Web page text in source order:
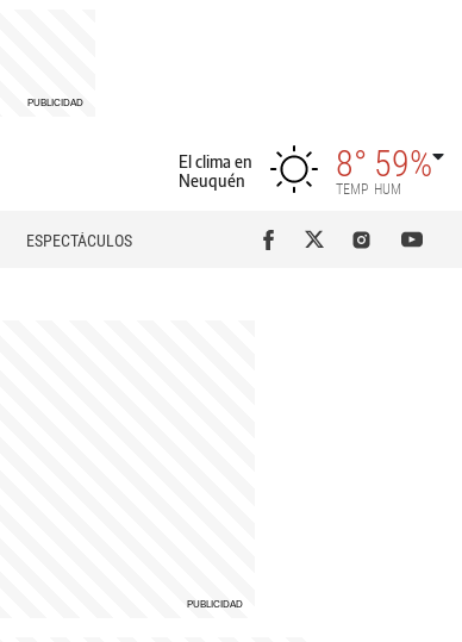
El clima en
Neuquén
8°
TEMP
59%
HUM
ESPECTÁCULOS